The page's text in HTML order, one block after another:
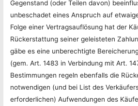
Gegenstand (oder Teilen davon)
unbeschadet eines Anspruch auf
Folge einer Vertragsauflösung hat der
Rückerstattung seiner geleisteten
gäbe es eine unberechtigte
(gem. Art. 1483 in Verbindung mit Art.
Bestimmungen regeln ebenfalls die
notwendigen (und bei List des
erforderlichen) Aufwendungen des